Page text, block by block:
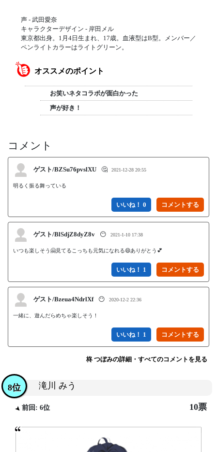
声 - 武田愛奈
キャラクターデザイン - 岸田メル
東京都出身。1月4日生まれ、17歳。血液型はB型。メンバー／
ペンライトカラーはライトグリーン。
オススメのポイント
お笑いネタコラボが面白かった
声が好き！
コメント
ゲスト/BZSu76pvslXU 🤔 2021-12-28 20:55
明るく振る舞っている
いいね！ 0
ゲスト/BlSdjZ8dyZ8v 😶 2021-1-10 17:38
いつも楽しそう🤗見てるこっちも元気になれる😄ありがとう💕
いいね！ 1
ゲスト/Bzeua4NdrlXf 😶 2020-12-2 22:36
一緒に、遊んだらめちゃ楽しそう！
いいね！ 1
柊 つぼみの詳細・すべてのコメントを見る
滝川 みう
8位
前回: 6位 10票